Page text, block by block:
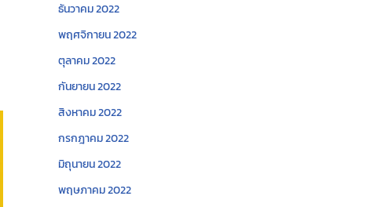
ธันวาคม 2022
พฤศจิกายน 2022
ตุลาคม 2022
กันยายน 2022
สิงหาคม 2022
กรกฎาคม 2022
มิถุนายน 2022
พฤษภาคม 2022